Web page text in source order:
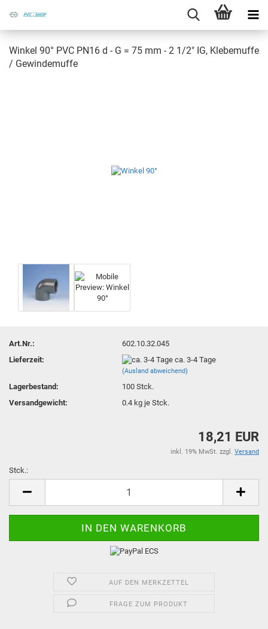
Win­kel 90° PVC PN16 d - G = 75 mm - 2 1/2" IG, Kle­be­muf­fe
/ Ge­win­de­muf­fe
Art.Nr.:
602.10.32.045
Lieferzeit:
ca. 3-4 Tage
(Ausland abweichend)
Lagerbestand: 100Stck.
Versandgewicht:
0.4 kg je Stck.
18,21 EUR
inkl. 19% MwSt. zzgl. Versand
Stck.:
AUF DEN MERKZETTEL
FRAGE ZUM PRODUKT